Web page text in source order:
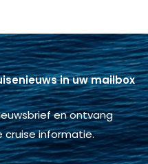
in uw mailbox
en ontvang
informatie.